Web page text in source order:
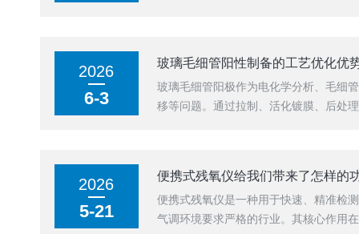
2026
6-3
玻璃毛细管阳性制备的工艺优化优
玻璃毛细管阳极作为电化学分析、毛细
移等问题。通过拉制、活化镀膜、后处
2026
5-21
便携式残氧仪给我们带来了怎样的
便携式残氧仪是一种用于快速、精准检
气调环境要求严格的行业。其核心作用